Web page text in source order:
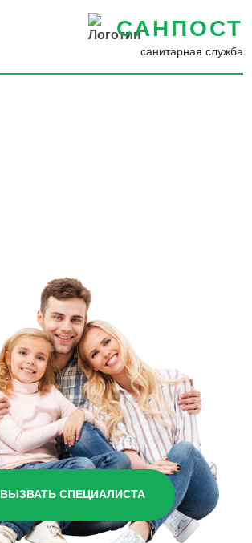
САНПОСТ
санитарная служба
ВЫЗВАТЬ СПЕЦИАЛИСТА